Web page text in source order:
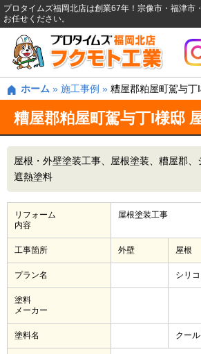
プロタイムズ福岡北店は創業67年！宗像市・福津市
お任せください。
ホーム » 施工事例 » 糟屋郡粕屋町駕与丁
糟屋郡粕屋町駕与丁I様邸
屋根・外壁塗装工事 屋根塗装 糟屋郡
遮熱塗料
リフォーム
内容
屋根塗装工事
工事箇所 外壁 屋根
プラン名 シリ
塗料
メーカー
塗料名 クー